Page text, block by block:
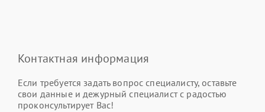
Контактная информация
Если требуется задать вопрос специалисту, оставьте
свои данные и дежурный специалист с радостью
проконсультирует Вас!